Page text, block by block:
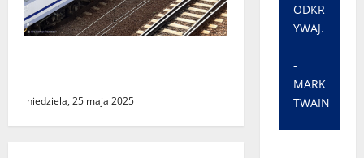
niedziela, 25 maja 2025
ODKR
YWAJ.
-
MARK
TWAIN